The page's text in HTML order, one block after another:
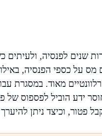
שנים לפנסיה, ולעיתים
מס על כספי הפנסיה,
מאוד. במסגרת
ידע הוביל לפספוס של
פטור, וכיצד ניתן